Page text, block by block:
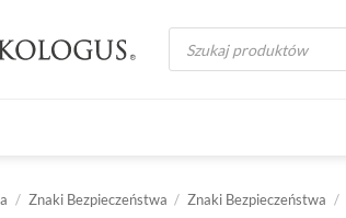
Wyszukiwarka
produktów
/ Znaki Bezpieczeństwa / Znaki Bezpieczeństwa /